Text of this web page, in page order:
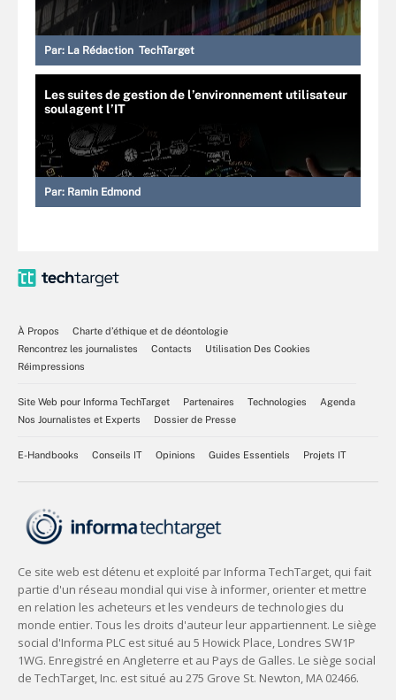
Par: La Rédaction TechTarget
Les suites de gestion de l’environnement utilisateur
soulagent l’IT
Par: Ramin Edmond
À Propos
Charte d’éthique et de déontologie
Rencontrez les journalistes
Contacts
Utilisation Des Cookies
Réimpressions
Site Web pour Informa TechTarget Partenaires Technologies
Agenda
Nos Journalistes et Experts
Dossier de Presse
E-Handbooks Conseils IT Opinions Guides Essentiels Projets IT